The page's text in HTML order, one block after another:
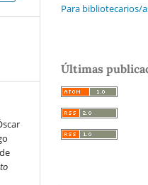
Para bibliotecarios/
Últimas